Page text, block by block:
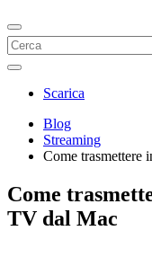
Scarica
Blog
Streaming
Come trasmettere
Come
TV dal Mac